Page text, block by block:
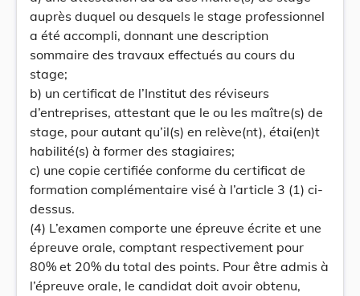
auprès duquel ou desquels le stage professionnel
a été accompli, donnant une description
sommaire des travaux effectués au cours du
stage;
b) un certificat de l’Institut des réviseurs
d’entreprises, attestant que le ou les maître(s) de
stage, pour autant qu’il(s) en relève(nt), étai(en)t
habilité(s) à former des stagiaires;
c) une copie certifiée conforme du certificat de
formation complémentaire visé à l’article 3 (1) ci-
dessus.
(4) L’examen comporte une épreuve écrite et une
épreuve orale, comptant respectivement pour
80% et 20% du total des points. Pour être admis à
l’épreuve orale, le candidat doit avoir obtenu,